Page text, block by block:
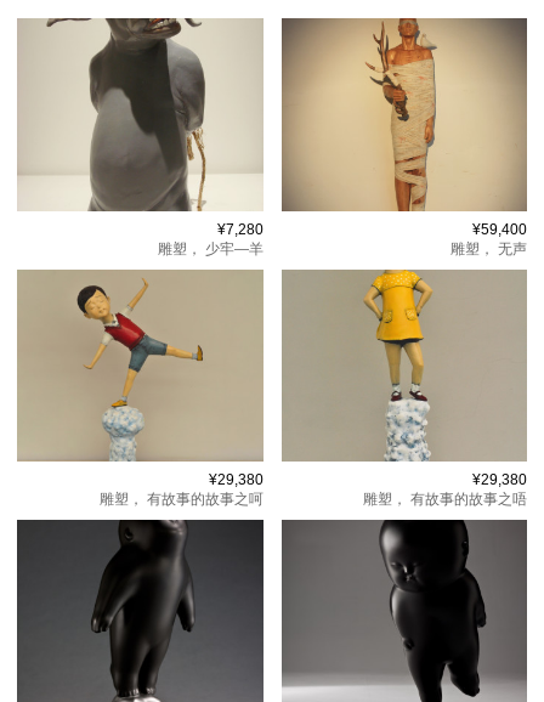
¥7,280
雕塑，
少牢—羊
¥59,400
雕塑， 无声
¥29,380
雕塑， 有故事的故事之呵
¥29,380
雕塑， 有故事的故事之唔